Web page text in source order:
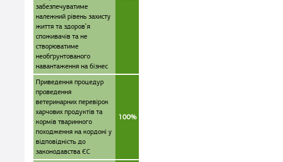
забезпечуватиме
належний рівень захисту
життя та здоров’я
споживачів та не
створюватиме
необґрунтованого
навантаження на бізнес
Приведення процедур
проведення
ветеринарних перевірок
харчових продуктів та
кормів тваринного
походження на кордоні у
відповідність до
законодавства ЄС
100%